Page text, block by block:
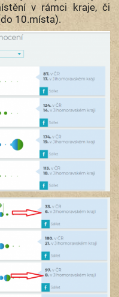
v rámci kraje, či
10.místa).